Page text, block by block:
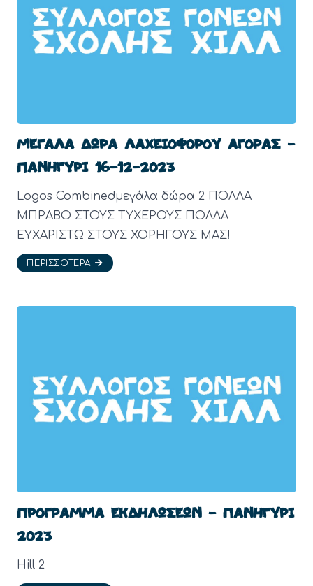
ΜΕΓΑΛΑ ΔΩΡΑ ΛΑΧΕΙΟΦΟΡΟΥ ΑΓΟΡΑΣ –
ΠΑΝΗΓΥΡΙ 16-12-2023
Logos Combinedμεγάλα δώρα 2 ΠΟΛΛΑ
ΜΠΡΑΒΟ ΣΤΟΥΣ ΤΥΧΕΡΟΥΣ ΠΟΛΛΑ
ΕΥΧΑΡΙΣΤΩ ΣΤΟΥΣ ΧΟΡΗΓΟΥΣ ΜΑΣ!
ΠΕΡΙΣΣΌΤΕΡΑ
ΠΡΟΓΡΑΜΜΑ ΕΚΔΗΛΩΣΕΩΝ – ΠΑΝΗΓΥΡΙ
2023
Hill 2